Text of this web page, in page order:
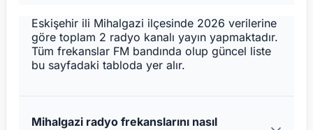
Eskişehir ili Mihalgazi ilçesinde 2026 verilerine
göre toplam 2 radyo kanalı yayın yapmaktadır.
Tüm frekanslar FM bandında olup güncel liste
bu sayfadaki tabloda yer alır.
Mihalgazi radyo frekanslarını nasıl